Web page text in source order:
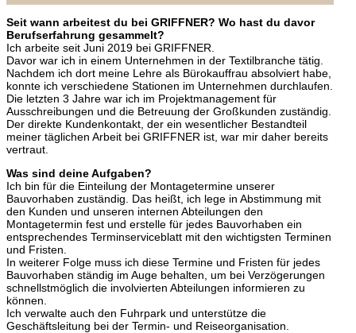
Seit wann arbeitest du bei GRIFFNER? Wo hast du davor
Berufserfahrung gesammelt?
Ich arbeite seit Juni 2019 bei GRIFFNER.
Davor war ich in einem Unternehmen in der Textilbranche tätig.
Nachdem ich dort meine Lehre als Bürokauffrau absolviert habe,
konnte ich verschiedene Stationen im Unternehmen durchlaufen.
Die letzten 3 Jahre war ich im Projektmanagement für
Ausschreibungen und die Betreuung der Großkunden zuständig.
Der direkte Kundenkontakt, der ein wesentlicher Bestandteil
meiner täglichen Arbeit bei GRIFFNER ist, war mir daher bereits
vertraut.
Was sind deine Aufgaben?
Ich bin für die Einteilung der Montagetermine unserer
Bauvorhaben zuständig. Das heißt, ich lege in Abstimmung mit
den Kunden und unseren internen Abteilungen den
Montagetermin fest und erstelle für jedes Bauvorhaben ein
entsprechendes Terminserviceblatt mit den wichtigsten Terminen
und Fristen.
In weiterer Folge muss ich diese Termine und Fristen für jedes
Bauvorhaben ständig im Auge behalten, um bei Verzögerungen
schnellstmöglich die involvierten Abteilungen informieren zu
können.
Ich verwalte auch den Fuhrpark und unterstütze die
Geschäftsleitung bei der Termin- und Reiseorganisation.